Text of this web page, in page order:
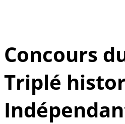
Concours
Triplé